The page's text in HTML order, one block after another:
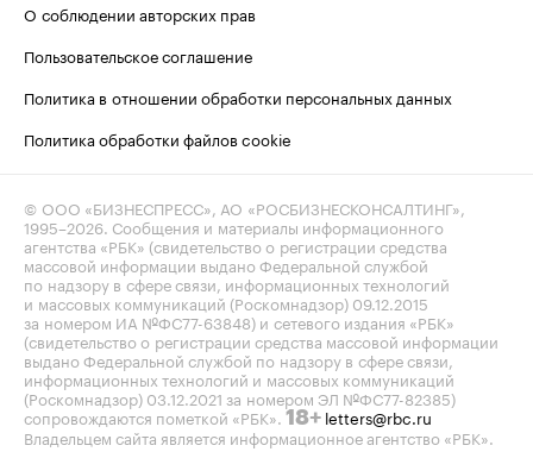
О соблюдении авторских прав
Пользовательское соглашение
Политика в отношении обработки персональных данных
Политика обработки файлов cookie
© ООО «БИЗНЕСПРЕСС», АО «РОСБИЗНЕСКОНСАЛТИНГ»,
1995–2026. Сообщения и материалы информационного
агентства «РБК» (свидетельство о регистрации средства
массовой информации выдано Федеральной службой
по надзору в сфере связи, информационных технологий
и массовых коммуникаций (Роскомнадзор) 09.12.2015
за номером ИА №ФС77-63848) и сетевого издания «РБК»
(свидетельство о регистрации средства массовой информации
выдано Федеральной службой по надзору в сфере связи,
информационных технологий и массовых коммуникаций
(Роскомнадзор) 03.12.2021 за номером ЭЛ №ФС77-82385)
сопровождаются пометкой «РБК». 18+ letters@rbc.ru
Владельцем сайта является информационное агентство «РБК».